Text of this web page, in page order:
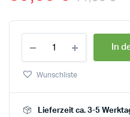
In
Wunschliste
Lieferzeit ca. 3-5